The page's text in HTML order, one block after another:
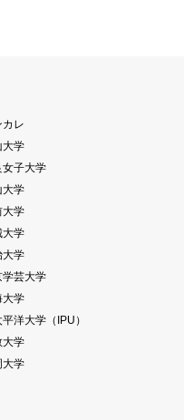
カレ
大学
女子大学
大学
大学
大学
大学
学芸大学
大学
洋大学（IPU）
大学
大学